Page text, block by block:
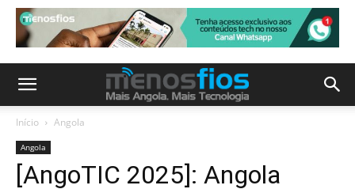
Início Angola
Angola
[AngoTIC 2025]: Angola